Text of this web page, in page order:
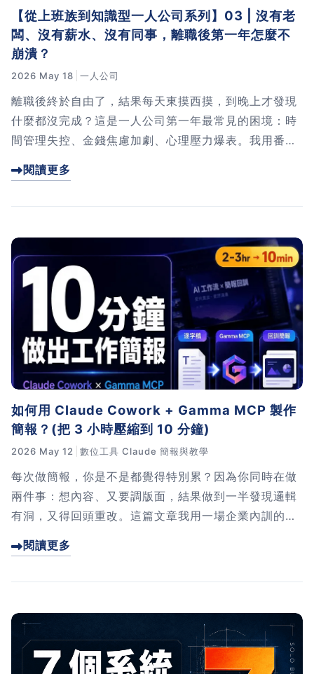
【從上班族到知識型一人公司系列】03 | 沒有老
闆、沒有薪水、沒有同事，離職後第一年怎麼不
崩潰？
2026 May 18 一人公司
離職後終於自由了，結果每天東摸西摸，到晚上才發現
什麼都沒完成？這是一人公司第一年最常見的困境：時
間管理失控、金錢焦慮加劇、心理壓力爆表。我用番茄
破 8 萬。這篇文章完整分享我的做法，讓你的一人公司
閱讀更多
如何用 Claude Cowork + Gamma MCP 製作
簡報？(把 3 小時壓縮到 10 分鐘)
2026 May 12 數位工具 Claude 簡報與教學
每次做簡報，你是不是都覺得特別累？因為你同時在做
兩件事：想內容、又要調版面，結果做到一半發現邏輯
有洞，又得回頭重改。這篇文章我用一場企業內訓的回
版、你只顧內容和風格。我把流程拆成三個清楚步驟，
閱讀更多